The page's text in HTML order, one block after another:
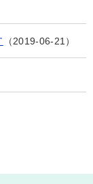
2019-06-21